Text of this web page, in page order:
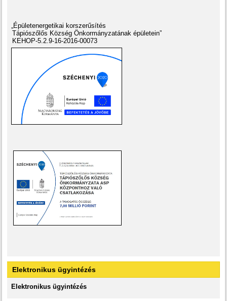
„Épületenergetikai korszerűsítés
Tápiószőlős Község Önkormányzatának épületein”
KEHOP-5.2.9-16-2016-00073
Elektronikus ügyintézés
Elektronikus ügyintézés